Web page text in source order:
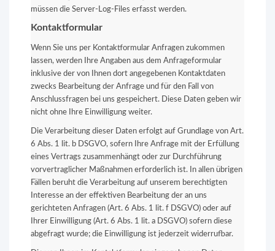
müssen die Server-Log-Files erfasst werden.
Kontaktformular
Wenn Sie uns per Kontaktformular Anfragen zukommen
lassen, werden Ihre Angaben aus dem Anfrageformular
inklusive der von Ihnen dort angegebenen Kontaktdaten
zwecks Bearbeitung der Anfrage und für den Fall von
Anschlussfragen bei uns gespeichert. Diese Daten geben wir
nicht ohne Ihre Einwilligung weiter.
Die Verarbeitung dieser Daten erfolgt auf Grundlage von Art.
6 Abs. 1 lit. b DSGVO, sofern Ihre Anfrage mit der Erfüllung
eines Vertrags zusammenhängt oder zur Durchführung
vorvertraglicher Maßnahmen erforderlich ist. In allen übrigen
Fällen beruht die Verarbeitung auf unserem berechtigten
Interesse an der effektiven Bearbeitung der an uns
gerichteten Anfragen (Art. 6 Abs. 1 lit. f DSGVO) oder auf
Ihrer Einwilligung (Art. 6 Abs. 1 lit. a DSGVO) sofern diese
abgefragt wurde; die Einwilligung ist jederzeit widerrufbar.